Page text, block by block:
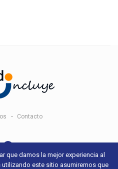
Contacto
y condiciones de uso- Sitio web
que damos la mejor experiencia al
este sitio asumiremos que